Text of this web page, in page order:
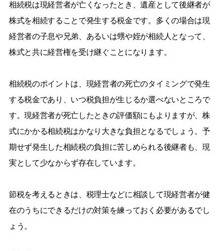
相続税は現経営者が亡くなったとき、遺産として後継者が
株式を相続することで発生する税金です。多くの場合は現
経営者の子息や兄弟、あるいは甥や姪が相続人となって、
株式と共に経営権を受け継ぐことになります。
相続税のポイントは、現経営者の死亡のタイミングで発生
する税金であり、いつ税負担が生じるか選べないところで
す。現経営者が死亡したときの評価額にもよりますが、株
式にかかる相続税はかなり大きな負担となるでしょう。予
期せず発生した相続税の負担に苦しめられる後継者も、現
実として少なからず存在しています。
節税を考えるときは、税理士などに相談して現経営者が健
在のうちにできるだけの対策を練っておく必要があるでし
ょう。